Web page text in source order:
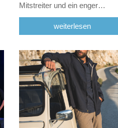
Mitstreiter und ein enger…
weiterlesen